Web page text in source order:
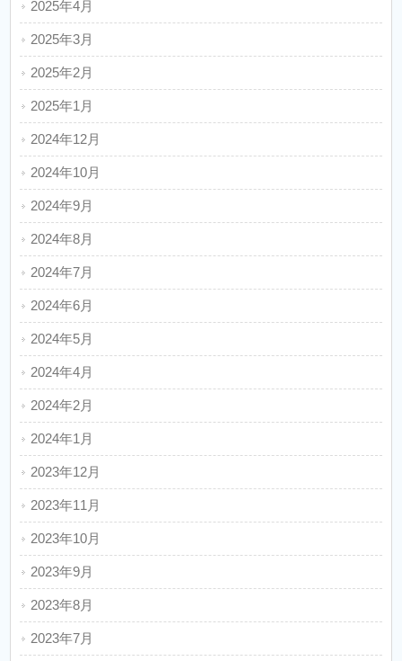
2025年4月
2025年3月
2025年2月
2025年1月
2024年12月
2024年10月
2024年9月
2024年8月
2024年7月
2024年6月
2024年5月
2024年4月
2024年2月
2024年1月
2023年12月
2023年11月
2023年10月
2023年9月
2023年8月
2023年7月